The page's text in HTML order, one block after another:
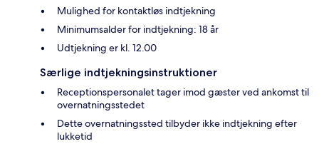
Mulighed for kontaktløs indtjekning
Minimumsalder for indtjekning: 18 år
Udtjekning er kl. 12.00
Særlige indtjekningsinstruktioner
Receptionspersonalet tager imod gæster ved ankomst til
overnatningsstedet
Dette overnatningssted tilbyder ikke indtjekning efter
lukketid